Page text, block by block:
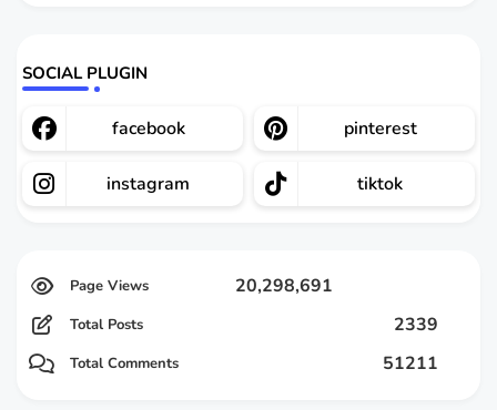
SOCIAL PLUGIN
facebook pinterest
instagram tiktok
20,298,691
Total Posts 2339
Total Comments 51211